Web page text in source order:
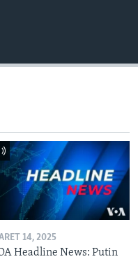
14, 2025
Headline News: Putin